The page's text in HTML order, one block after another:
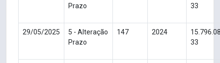
Prazo
33
29/05/2025
5 - Alteração
Prazo
147 2024
33